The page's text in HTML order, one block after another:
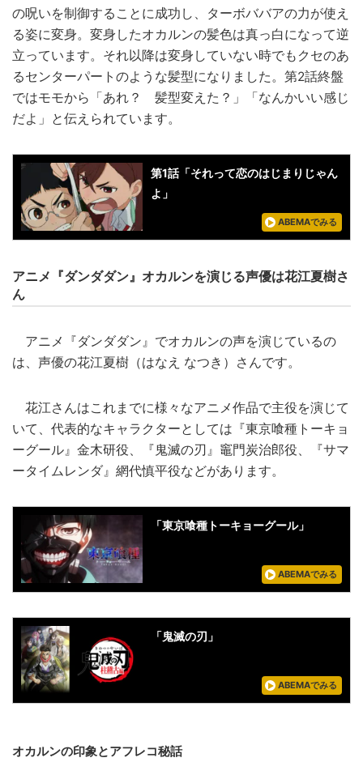
の呪いを制御することに成功し、ターボババアの力が使え
る姿に変身。変身したオカルンの髪色は真っ白になって逆
立っています。それ以降は変身していない時でもクセのあ
るセンターパートのような髪型になりました。第2話終盤
ではモモから「あれ？ 髪型変えた？」「なんかいい感じ
だよ」と伝えられています。
第1話「それって恋のはじまりじゃん
よ」
ABEMAでみる
アニメ『ダンダダン』オカルンを演じる声優は花江夏樹さ
ん
アニメ『ダンダダン』でオカルンの声を演じているの
は、声優の花江夏樹（はなえ なつき）さんです。
花江さんはこれまでに様々なアニメ作品で主役を演じて
いて、代表的なキャラクターとしては『東京喰種トーキョ
ーグール』金木研役、『鬼滅の刃』竈門炭治郎役、『サマ
ータイムレンダ』網代慎平役などがあります。
「東京喰種トーキョーグール」
ABEMAでみる
「鬼滅の刃」
ABEMAでみる
オカルンの印象とアフレコ秘話